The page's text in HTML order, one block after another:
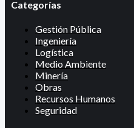
Categorías
Gestión Pública
Ingeniería
Logística
Medio Ambiente
Minería
Obras
Recursos Humanos
Seguridad